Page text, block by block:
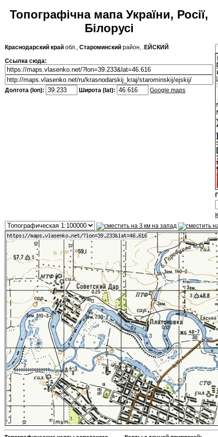
Топографічна мапа України, Росії,
Білорусі
Краснодарский край обл., Староминский район, .ЕЙСКИЙ
Ссылка сюда:
Долгота (lon): Широта (lat): Google maps